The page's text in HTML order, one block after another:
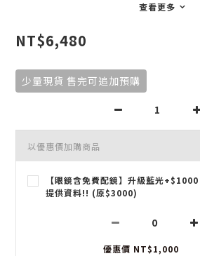
查看更多
NT$6,480
少量現貨 售完可追加預購
以優惠價加購商品
【眼鏡含免費配鏡】升級藍光
提供資料!! (原$3000)
優惠價 NT$1,000